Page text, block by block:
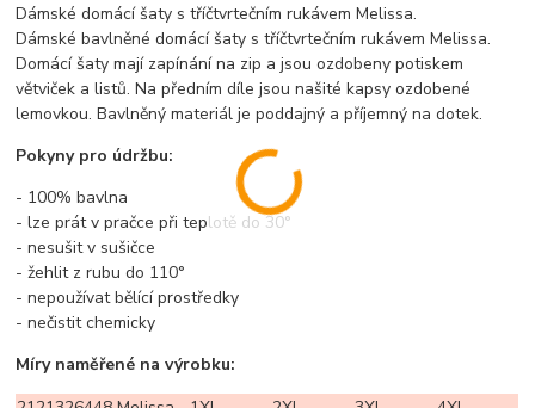
Dámské domácí šaty s tříčtvrtečním rukávem Melissa.
Dámské bavlněné domácí šaty s tříčtvrtečním rukávem Melissa.
Domácí šaty mají zapínání na zip a jsou ozdobeny potiskem
větviček a listů. Na předním díle jsou našité kapsy ozdobené
lemovkou. Bavlněný materiál je poddajný a příjemný na dotek.
Pokyny pro údržbu:
- 100% bavlna
- lze prát v pračce při teplotě do 30°
- nesušit v sušičce
- žehlit z rubu do 110°
- nepoužívat bělící prostředky
- nečistit chemicky
Míry naměřené na výrobku: